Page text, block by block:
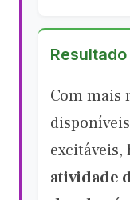
Resultado
Com mais
excitáveis,
atividade